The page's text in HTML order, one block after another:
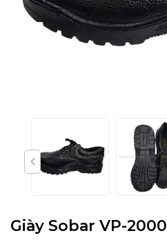
Giày Sobar VP-2000